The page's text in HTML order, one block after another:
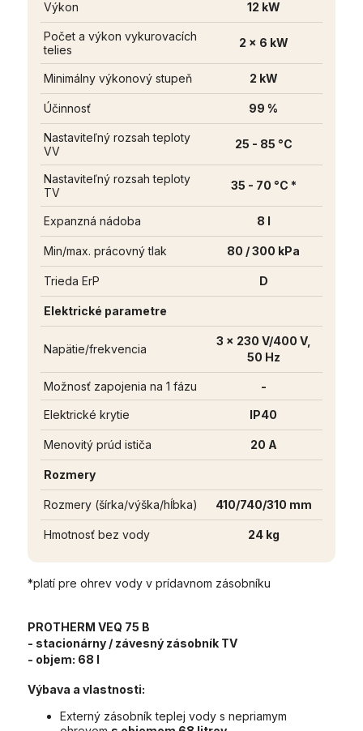
Výkon 12 kW
Počet a výkon vykurovacích
telies
2 x 6 kW
Minimálny výkonový stupeň 2 kW
Účinnosť 99 %
Nastaviteľný rozsah teploty
VV
25 - 85 °C
Nastaviteľný rozsah teploty
TV
35 - 70 °C *
Expanzná nádoba 8 l
Min/max. prácovný tlak 80 / 300 kPa
Trieda ErP D
Elektrické parametre
Napätie/frekvencia
3 x 230 V/400 V,
50 Hz
Možnosť zapojenia na 1 fázu -
Elektrické krytie IP40
Menovitý prúd ističa 20 A
Rozmery
Rozmery (šírka/výška/hĺbka) 410/740/310 mm
Hmotnosť bez vody 24 kg
*platí pre ohrev vody v prídavnom zásobníku
PROTHERM VEQ 75 B
- stacionárny / závesný zásobník TV
- objem: 68 l
Výbava a vlastnosti:
Externý zásobník teplej vody s nepriamym